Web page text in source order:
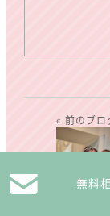
« 前のブロ
無料